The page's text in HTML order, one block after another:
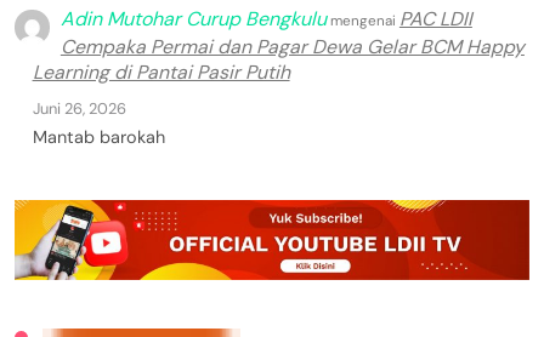
Adin Mutohar Curup Bengkulumengenai PAC LDII
Cempaka Permai dan Pagar Dewa Gelar BCM Happy
Learning di Pantai Pasir Putih
Juni 26, 2026
Mantab barokah